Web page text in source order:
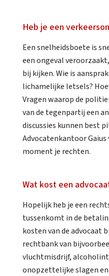
Heb je een
Een snelheidsboete is
een ongeval
bij kijken. Wie is
lichamelijke letsels?
Vragen waarop de
van de tegenpartij een
discussies kunnen best
Advocatenkantoor
moment je rechten.
Wat kost een
Hopelijk heb je een
tussenkomt in de
kosten van de advocaat
rechtbank van
vluchtmisdrijf,
onopzettelijke slagen